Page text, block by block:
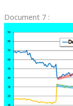
Document 7 :